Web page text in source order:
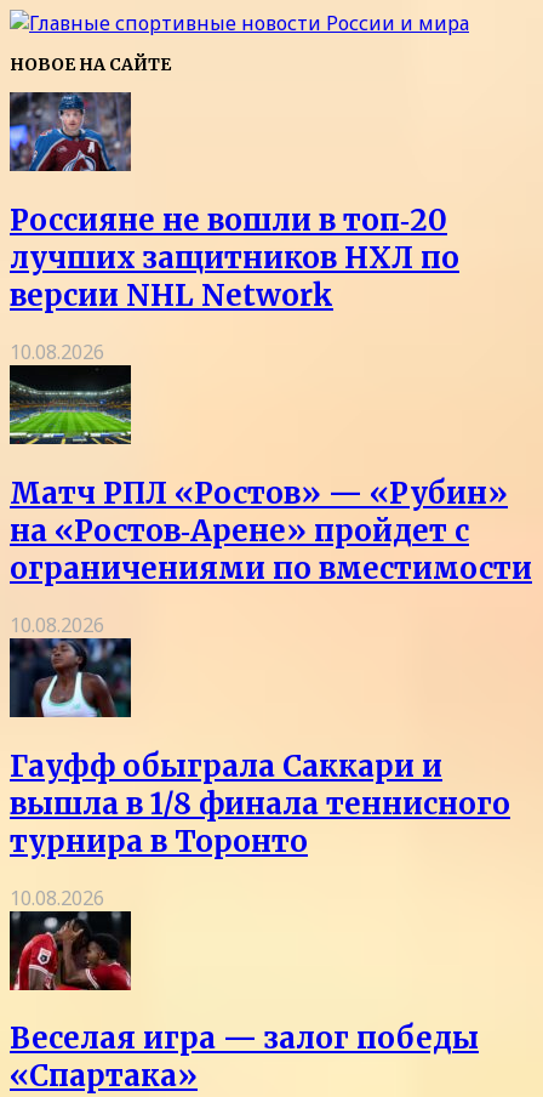
НОВОЕ НА САЙТЕ
Россияне не вошли в топ‑20
лучших защитников НХЛ по
версии NHL Network
10.08.2026
Матч РПЛ «Ростов» — «Рубин»
на «Ростов‑Арене» пройдет с
ограничениями по вместимости
10.08.2026
Гауфф обыграла Саккари и
вышла в 1/8 финала теннисного
турнира в Торонто
10.08.2026
Веселая игра — залог победы
«Спартака»